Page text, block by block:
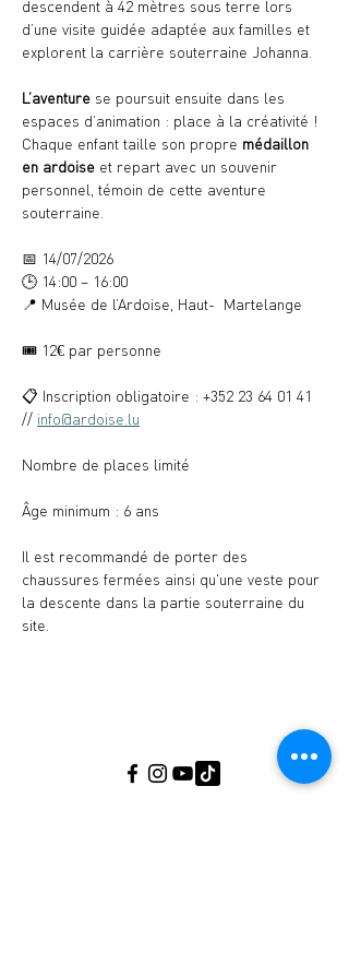
descendent à 42 mètres sous terre lors
d’une visite guidée adaptée aux familles et
explorent la carrière souterraine Johanna.
L’aventure se poursuit ensuite dans les
espaces d’animation : place à la créativité !
Chaque enfant taille son propre médaillon
en ardoise et repart avec un souvenir
personnel, témoin de cette aventure
souterraine.
📅 14/07/2026
🕒 14:00 – 16:00
📍 Musée de l’Ardoise, Haut-  Martelange
🎟️ 12€ par personne
📋 Inscription obligatoire : +352 23 64 01 41
// info@ardoise.lu
Nombre de places limité
Âge minimum : 6 ans
Il est recommandé de porter des
chaussures fermées ainsi qu'une veste pour
la descente dans la partie souterraine du
site.